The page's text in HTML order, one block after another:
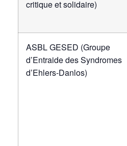
critique et solidaire)
ASBL GESED (Groupe
d’Entraide des Syndromes
d’Ehlers-Danlos)